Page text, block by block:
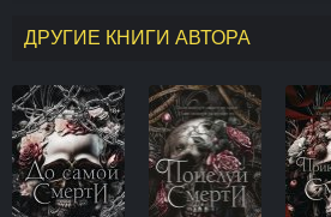
ДРУГИЕ КНИГИ АВТОРА